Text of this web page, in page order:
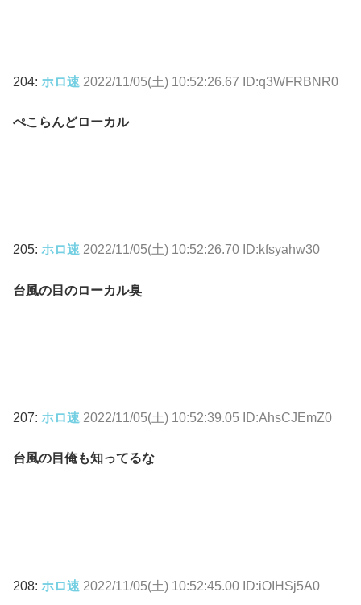
204: ホロ速 2022/11/05(土) 10:52:26.67 ID:q3WFRBNR0
ぺこらんどローカル
205: ホロ速 2022/11/05(土) 10:52:26.70 ID:kfsyahw30
台風の目のローカル臭
207: ホロ速 2022/11/05(土) 10:52:39.05 ID:AhsCJEmZ0
台風の目俺も知ってるな
208: ホロ速 2022/11/05(土) 10:52:45.00 ID:iOIHSj5A0